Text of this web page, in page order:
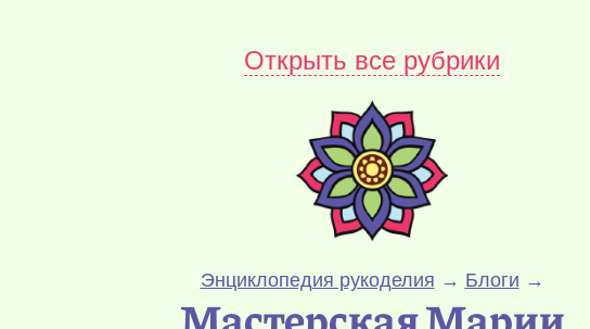
Открыть все рубрики
Энциклопедия рукоделия → Блоги →